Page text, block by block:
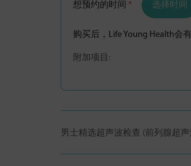
想预约的时间* 选择时间
购买后，Life Young Health会
附加项目:
男士精选超声波检查 (前列腺超